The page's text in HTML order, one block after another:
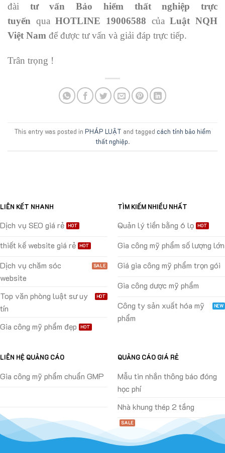
đài tư vấn Bảo hiểm thất nghiệp trực
tuyến quaHOTLINE 19006588 của Luật NQH
Việt Nam để được tư vấn và giải đáp trực tiếp.
Trân trọng !
This entry was posted in PHÁP LUẬT and tagged cách tính bảo hiểm
thất nghiệp.
LIÊN KẾT NHANH
Dịch vụ SEO giá rẻ
thiết kế website giá rẻ
Dịch vụ chăm sóc
website
Top văn phòng luật sư uy
tín
Gia công mỹ phẩm đẹp
TÌM KIẾM NHIỀU NHẤT
Quản lý tiền bằng 6 lọ
Gia công mỹ phẩm số lượng lớn
Giá gia công mỹ phẩm trọn gói
Gia công dược mỹ phẩm
Công ty sản xuất hóa mỹ
phẩm
LIÊN HỆ QUẢNG CÁO
Gia công mỹ phẩm chuẩn GMP
QUẢNG CÁO GIÁ RẺ
Mẫu tin nhắn thông báo đóng
học phí
Nhà khung thép 2 tầng